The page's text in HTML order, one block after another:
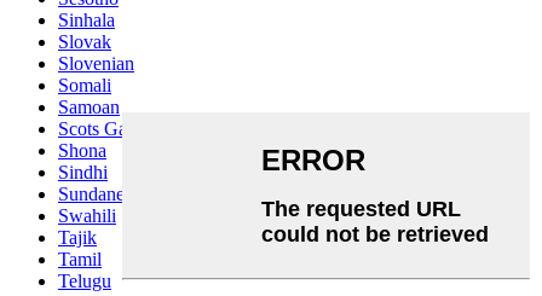
Sinhala
Slovak
Slovenian
Somali
Samoan
Scots Gaelic
Shona
Sindhi
Sundanese
Swahili
Tajik
Tamil
Telugu